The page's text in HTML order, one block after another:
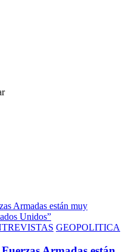
GEOPOLITICA